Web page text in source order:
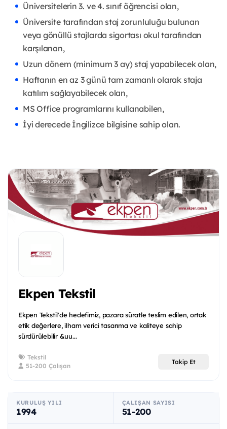
Üniversitelerin 3. ve 4. sınıf öğrencisi olan,
Üniversite tarafından staj zorunluluğu bulunan
veya gönüllü stajlarda sigortası okul tarafından
karşılanan,
Uzun dönem (minimum 3 ay) staj yapabilecek olan,
Haftanın en az 3 günü tam zamanlı olarak staja
katılım sağlayabilecek olan,
MS Office programlarını kullanabilen,
İyi derecede İngilizce bilgisine sahip olan.
Ekpen Tekstil
Ekpen Tekstil'de hedefimiz, pazara süratle teslim edilen, ortak
etik değerlere, ilham verici tasarıma ve kaliteye sahip
sürdürülebilir &uu...
Tekstil
51-200 Çalışan
Takip Et
KURULUŞ YILI
1994
ÇALIŞAN SAYISI
51-200